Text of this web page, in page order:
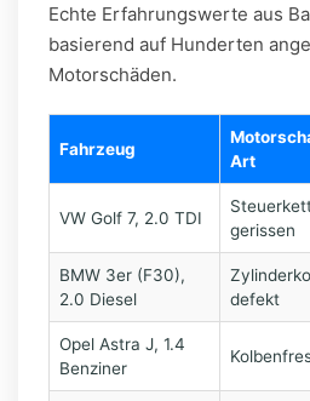
Echte Erfahrungswerte aus
basierend auf Hunderten
Motorschäden.
Fahrzeug
Art
VW Golf 7, 2.0 TDI
gerissen
BMW 3er (F30),
2.0 Diesel
defekt
Opel Astra J, 1.4
Benziner